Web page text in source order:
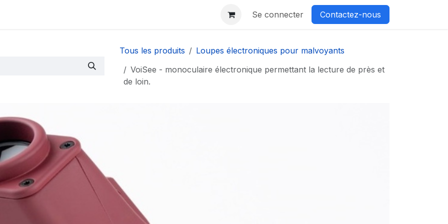
Se connecter Contactez-nous
Tous les produits
Loupes électroniques pour malvoyants
VoiSee - monoculaire électronique permettant la lecture de près et
de loin.